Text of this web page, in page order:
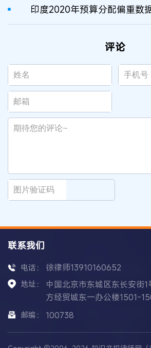
评论
联系我们
电话： 徐律师13910160652
地址：
中国北京市东城区东长安街
方经贸城东一办公楼1501-
邮编： 100738